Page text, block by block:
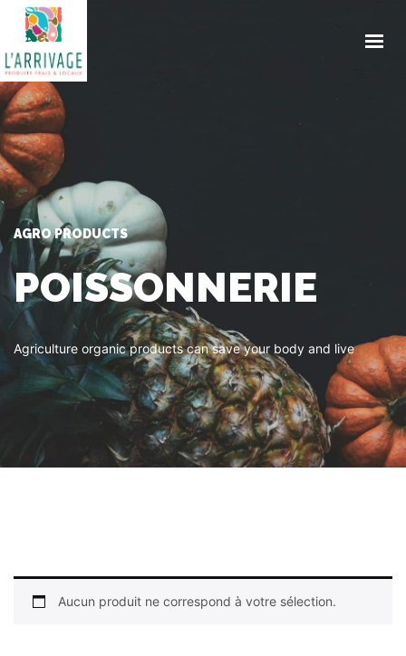
GET IN TOUCH
AGRO PRODUCTS
POISSONNERIE
Agriculture organic products can save your body and live
Aucun produit ne correspond à votre sélection.